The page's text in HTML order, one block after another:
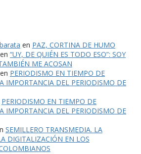
en PAZ, CORTINA DE HUMO
en “UY, DE QUIÉN ES TODO ESO”: SOY
ME ACOSAN
en PERIODISMO EN TIEMPO DE
IMPORTANCIA DEL PERIODISMO DE
PERIODISMO EN TIEMPO DE
IMPORTANCIA DEL PERIODISMO DE
SEMILLERO TRANSMEDIA. LA
DIGITALIZACIÓN EN LOS